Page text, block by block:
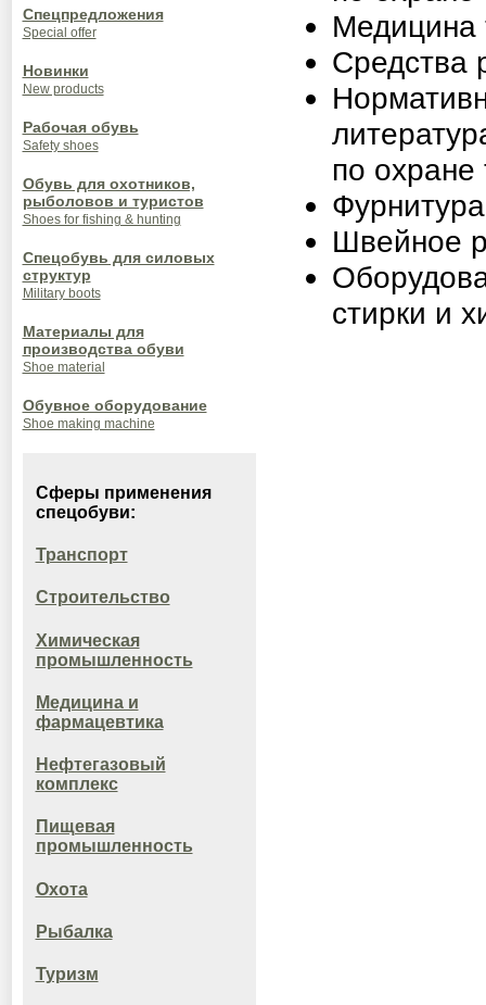
Спецпредложения
Special offer
Новинки
New products
Рабочая обувь
Safety shoes
Обувь для охотников,
рыболовов и туристов
Shoes for fishing & hunting
Спецобувь для силовых
структур
Military boots
Материалы для
производства обуви
Shoe material
Обувное оборудование
Shoe making machine
Сферы применения
спецобуви:
Транспорт
Строительство
Химическая
промышленность
Медицина и
фармацевтика
Нефтегазовый
комплекс
Пищевая
промышленность
Охота
Рыбалка
Туризм
Медицина
Средства
по охране
Швейное
стирки и